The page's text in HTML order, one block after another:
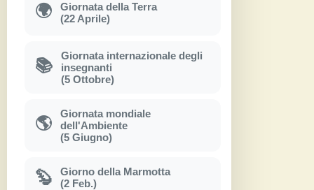
🌍
Giornata della Terra
(22 Aprile)
📚
Giornata internazionale degli
insegnanti
(5 Ottobre)
🌎
Giornata mondiale
dell'Ambiente
(5 Giugno)
🦫
Giorno della Marmotta
(2 Feb.)